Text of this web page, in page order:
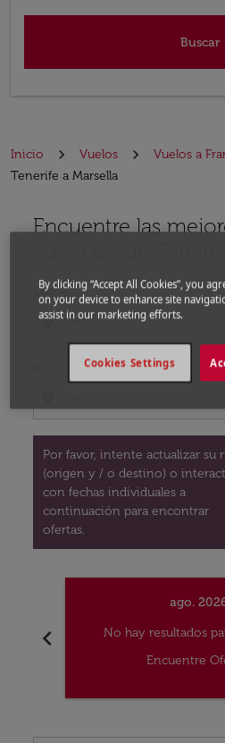
Buscar
Inicio Vuelos Vuelos a
Tenerife a Marsella
Encuentre las
Desde
location_on
Por favor, intente actualizar su
(origen y / o destino) o
con fechas individuales a
continuación para encontrar
ofertas.
Por favor, intente
chevron_left
ago.
No hay resultados
Encuentre
By clicking “Accept All Cookies”, you
on your device to enhance site
assist in our marketing efforts.
Cookies Settings